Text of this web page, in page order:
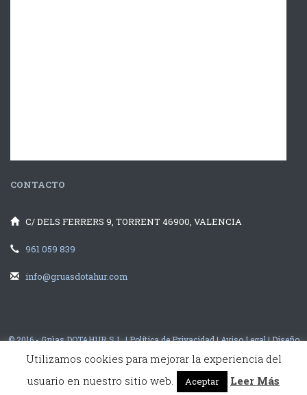
CONTACTO
C/ DELS FERRERS 9, TORRENT 46900, VALENCIA
961 059 839
info@gruasdotahur.com
© 2016 - Grúas DOTAHUR S.L. |Política de Privacidad|Aviso Legal|Diseño
Web Valenciaillusion Studio
Utilizamos cookies para mejorar la experiencia del
usuario en nuestro sitio web.
Aceptar Leer Más